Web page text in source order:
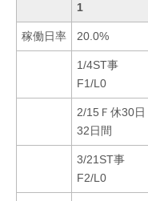
1
稼働日率 20.0%
1/4ST事
F1/L0
2/15Ｆ休30日
32日間
3/21ST事
F2/L0